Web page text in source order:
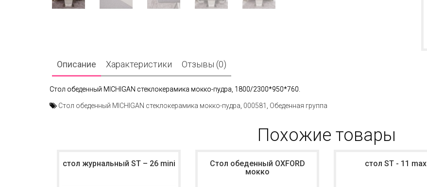
Описание Характеристики Отзывы (0)
Стол обеденный MICHIGAN стеклокерамика мокко-пудра, 1800/2300*950*760.
Стол обеденный MICHIGAN стеклокерамика мокко-пудра 000581 Обеденная группа
Похожие товары
стол журнальный ST – 26 mini
Стол обеденный OXFORD
мокко
стол ST - 11 max